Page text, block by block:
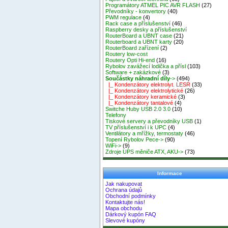
Programátory ATMEL PIC AVR FLASH (27)
Převodníky - konvertory (40)
PWM regulace (4)
Rack case a příslušenství (46)
Raspberry desky a příslušenství
RouterBoard a UBNT case (21)
Routerboard a UBNT karty (20)
RouterBoard zařízení (2)
Routery low-cost
Routery Opti Hi-end (16)
Rybolov zavážecí lodička a přísl (103)
Software + zakázkové (3)
Součástky náhradní díly-> (494)
|_ Kondenzátory elektrolyt. LESR (33)
|_ Kondenzátory elektrolytické (26)
|_ Kondenzátory keramické (3)
|_ Kondenzátory tantalové (4)
Switche Huby USB 2.0 3.0 (10)
Telefony
Tiskové servery a převodníky USB (1)
TV příslušenství i k UPC (4)
Ventilátory a mřížky, termostaty (46)
Topení Rybolov Pece-> (90)
WiFi-> (9)
Zdroje UPS měniče ATX, AKU-> (73)
Informace
Jak nakupovat
Ochrana údajů
Obchodní podmínky
Kontaktujte nás!
Mapa obchodu
Dárkový kupón FAQ
Slevové kupóny